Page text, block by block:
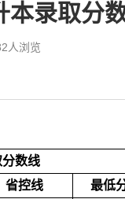
本录取分
人浏览
数线
省控线
最低